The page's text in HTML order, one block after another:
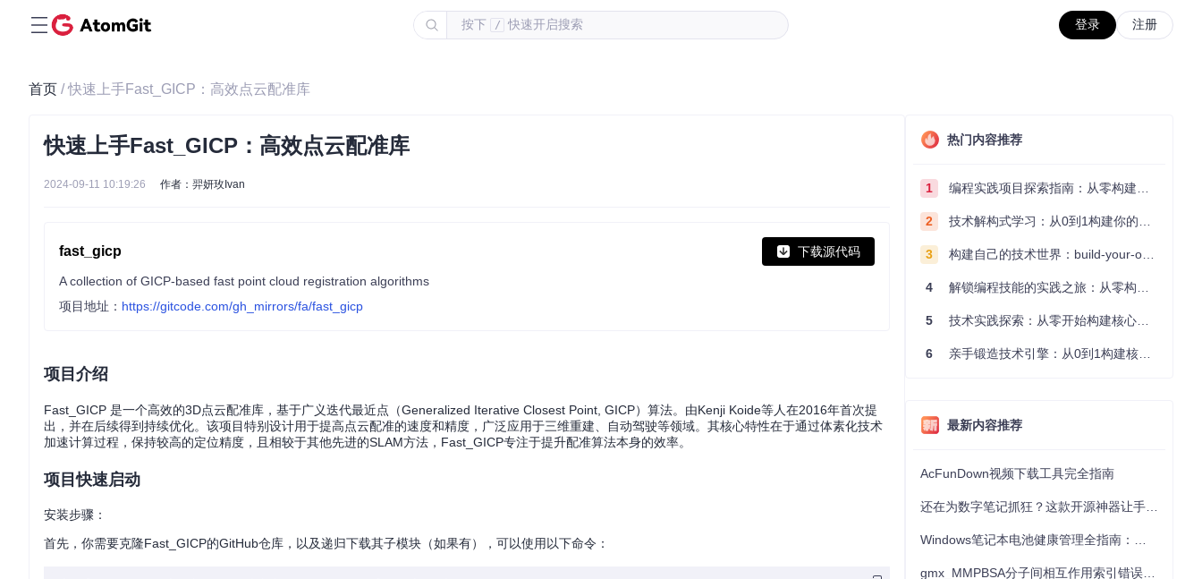
按下 / 快速开启搜索 登录 注册
首页 / 快速上手Fast_GICP：高效点云配准库
快速上手Fast_GICP：高效点云配准库
2024-09-11 10:19:26 作者：羿妍玫Ivan
fast_gicp 下载源代码
A collection of GICP-based fast point cloud registration algorithms
项目地址： https://gitcode.com/gh_mirrors/fa/fast_gicp
项目介绍
Fast_GICP 是一个高效的3D点云配准库，基于广义迭代最近点（Generalized Iterative Closest Point, GICP）算法。由Kenji Koide等人在2016年首次提
出，并在后续得到持续优化。该项目特别设计用于提高点云配准的速度和精度，广泛应用于三维重建、自动驾驶等领域。其核心特性在于通过体素化技术
加速计算过程，保持较高的定位精度，且相较于其他先进的SLAM方法，Fast_GICP专注于提升配准算法本身的效率。
项目快速启动
安装步骤：
首先，你需要克隆Fast_GICP的GitHub仓库，以及递归下载其子模块（如果有），可以使用以下命令：
热门内容推荐
1 编程实践项目探索指南：从零构建技术能力体系
2 技术解构式学习：从0到1构建你的编程知识体系
3 构建自己的技术世界：build-your-own-x项目的实践探索指南
4 解锁编程技能的实践之旅：从零构建你的技术世界
5 技术实践探索：从零开始构建核心系统的实践指南
6 亲手锻造技术引擎：从0到1构建核心系统的实践指南
最新内容推荐
AcFunDown视频下载工具完全指南